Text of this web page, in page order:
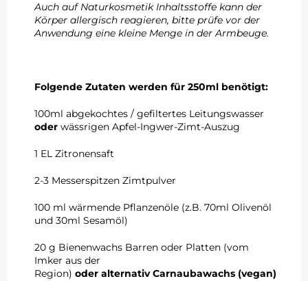
Auch auf Naturkosmetik Inhaltsstoffe kann der
Körper allergisch reagieren, bitte prüfe vor der
Anwendung eine kleine Menge in der Armbeuge.
Folgende Zutaten werden für 250ml benötigt:
100ml abgekochtes / gefiltertes Leitungswasser
oder wässrigen Apfel-Ingwer-Zimt-Auszug
1 EL Zitronensaft
2-3 Messerspitzen Zimtpulver
100 ml wärmende Pflanzenöle (z.B. 70ml Olivenöl
und 30ml Sesamöl)
20 g Bienenwachs Barren oder Platten (vom
Imker aus der
Region) oder alternativ Carnaubawachs (vegan)